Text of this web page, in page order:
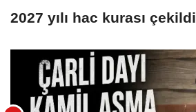
2027 yılı hac kurası çekildi